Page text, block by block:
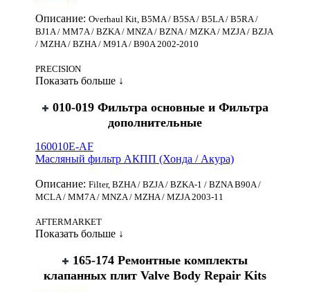
Описание: Overhaul Kit, B5MA / B5SA / B5LA / B5RA /
BJ1A / MM7A / BZKA / MNZA / BZNA / MZKA / MZJA / BZJA
/ MZHA / BZHA / M91A / B90A 2002-2010
PRECISION
Показать больше ↓
010-019 Фильтра основные и Фильтра
дополнительные
160010E-AF
Масляный фильтр АКПП (Хонда / Акура)
Описание: Filter, BZHA / BZJA / BZKA-1 / BZNA B90A /
MCLA / MM7A / MNZA / MZHA / MZJA 2003-11
AFTERMARKET
Показать больше ↓
165-174 Ремонтные комплекты
клапанных плит Valve Body Repair Kits